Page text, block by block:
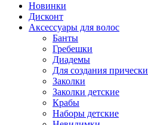
Новинки
Дисконт
Аксессуары для волос
Банты
Гребешки
Диадемы
Для создания прически
Заколки
Заколки детские
Крабы
Наборы детские